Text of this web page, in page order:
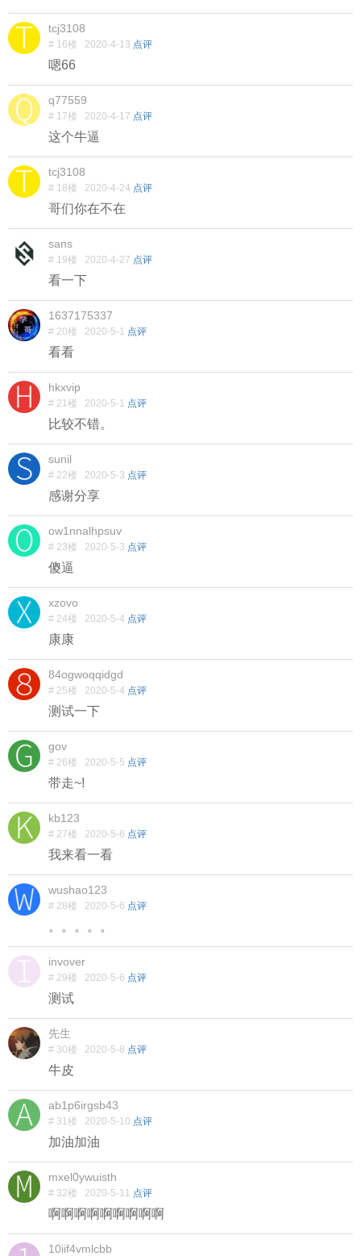
tcj3108
# 16楼 2020-4-13 点评
嗯66
q77559
# 17楼 2020-4-17 点评
这个牛逼
tcj3108
# 18楼 2020-4-24 点评
哥们你在不在
sans
# 19楼 2020-4-27 点评
看一下
1637175337
# 20楼 2020-5-1 点评
看看
hkxvip
# 21楼 2020-5-1 点评
比较不错。
sunil
# 22楼 2020-5-3 点评
感谢分享
ow1nnalhpsuv
# 23楼 2020-5-3 点评
傻逼
xzovo
# 24楼 2020-5-4 点评
康康
84ogwoqqidgd
# 25楼 2020-5-4 点评
测试一下
gov
# 26楼 2020-5-5 点评
带走~!
kb123
# 27楼 2020-5-6 点评
我来看一看
wushao123
# 28楼 2020-5-6 点评
。。。。。
invover
# 29楼 2020-5-6 点评
测试
先生
# 30楼 2020-5-8 点评
牛皮
ab1p6irgsb43
# 31楼 2020-5-10 点评
加油加油
mxel0ywuisth
# 32楼 2020-5-11 点评
啊啊啊啊啊啊啊啊啊
10iif4vmlcbb